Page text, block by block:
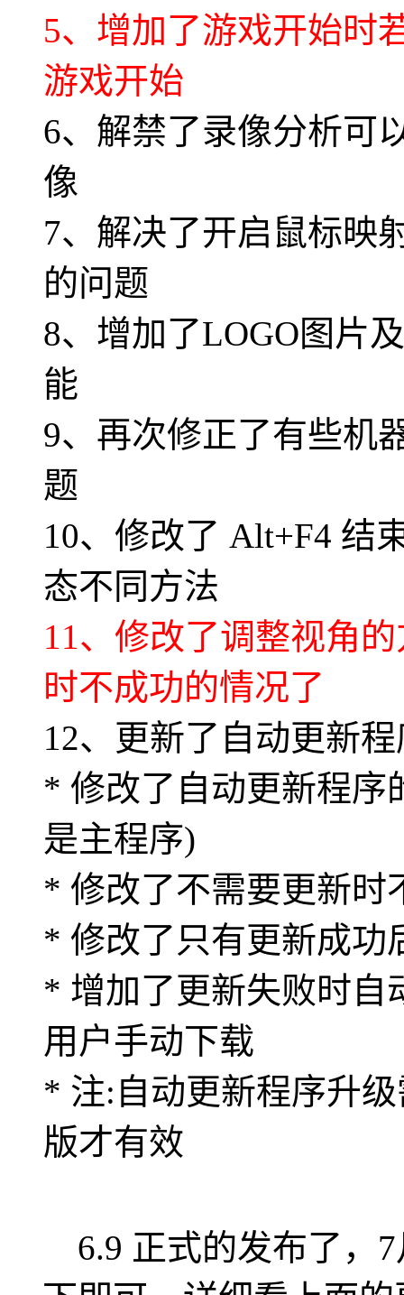
5、增加了游戏开始时
游戏开始
6、解禁了录像分析可
像
7、解决了开启鼠标映
的问题
8、增加了LOGO图片
能
9、再次修正了有些机
题
10、修改了 Alt+F4 结
态不同方法
11、修改了调整视角
时不成功的情况了
12、更新了自动更新
* 修改了自动更新程序
是主程序)
* 修改了不需要更新时
* 修改了只有更新成功
* 增加了更新失败时自
用户手动下载
* 注:自动更新程序升
版才有效
6.9 正式的发布了，7